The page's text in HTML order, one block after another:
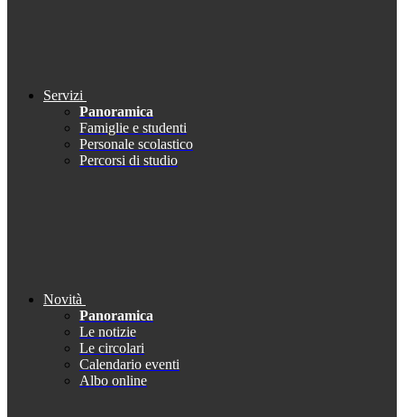
Servizi
Panoramica
Famiglie e studenti
Personale scolastico
Percorsi di studio
Novità
Panoramica
Le notizie
Le circolari
Calendario eventi
Albo online